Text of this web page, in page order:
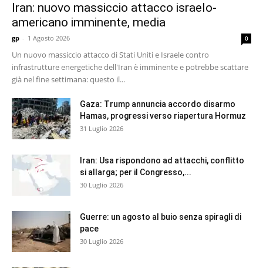
Iran: nuovo massiccio attacco israelo-
americano imminente, media
gp - 1 Agosto 2026 0
Un nuovo massiccio attacco di Stati Uniti e Israele contro
infrastrutture energetiche dell'Iran è imminente e potrebbe scattare
già nel fine settimana: questo il...
Gaza: Trump annuncia accordo disarmo
Hamas, progressi verso riapertura Hormuz
31 Luglio 2026
Iran: Usa rispondono ad attacchi, conflitto
si allarga; per il Congresso,...
30 Luglio 2026
Guerre: un agosto al buio senza spiragli di
pace
30 Luglio 2026